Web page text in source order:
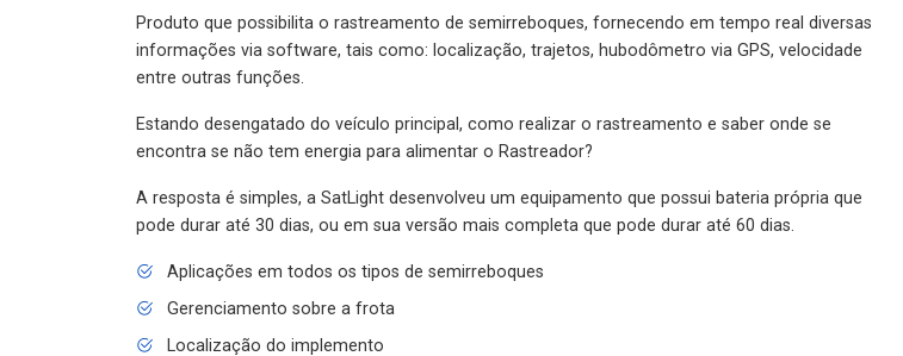
Produto que possibilita o rastreamento de semirreboques, fornecendo em tempo real diversas
informações via software, tais como: localização, trajetos, hubodômetro via GPS, velocidade
entre outras funções.
Estando desengatado do veículo principal, como realizar o rastreamento e saber onde se
encontra se não tem energia para alimentar o Rastreador?
A resposta é simples, a SatLight desenvolveu um equipamento que possui bateria própria que
pode durar até 30 dias, ou em sua versão mais completa que pode durar até 60 dias.
Aplicações em todos os tipos de semirreboques
Gerenciamento sobre a frota
Localização do implemento